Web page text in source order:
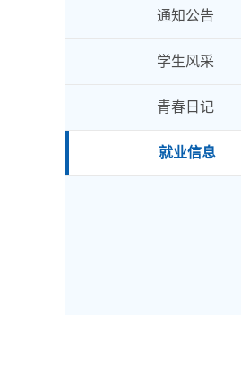
通知公告
学生风采
青春日记
就业信息